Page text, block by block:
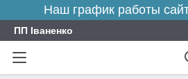
Наш график работы
ПП Іваненко